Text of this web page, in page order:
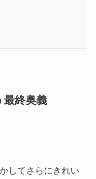
終奥義
してさらにきれい